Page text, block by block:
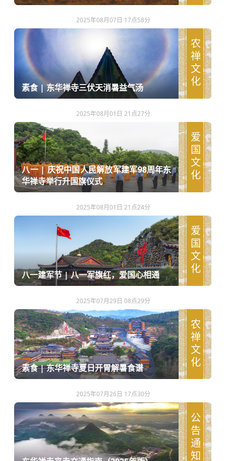
2025年08月07日 17点58分
素食 | 东华禅寺三伏天消暑益气汤 农禅文化
2025年08月01日 21点27分
八一 | 庆祝中国人民解放军建军98周年东
华禅寺举行升国旗仪式
爱国文化
2025年08月01日 21点24分
八一建军节 | 八一军旗红，爱国心相通 爱国文化
2025年07月29日 08点29分
素食 | 东华禅寺夏日开胃解暑食谱 农禅文化
2025年07月26日 17点30分
公告通知